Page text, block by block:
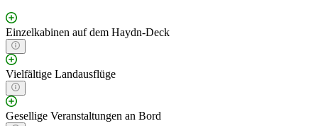
Einzelkabinen auf dem Haydn-Deck
Vielfältige Landausflüge
Gesellige Veranstaltungen an Bord